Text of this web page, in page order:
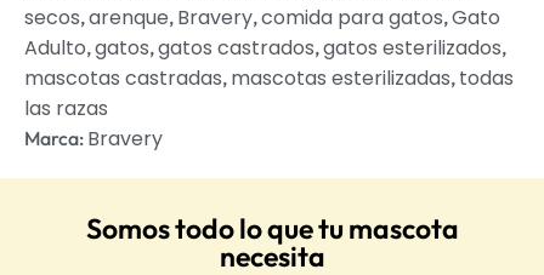
secos,arenque, Bravery,comida para gatos,Gato
Adulto,gatos,gatos castrados,gatos esterilizados,
mascotas castradas, mascotas esterilizadas, todas
las razas
Marca: Bravery
Somos todo lo que tu mascota
necesita